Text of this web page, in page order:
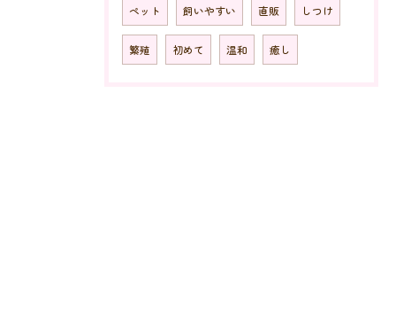
ペット 飼いやすい 直販 しつけ
繁殖 初めて 温和 癒し